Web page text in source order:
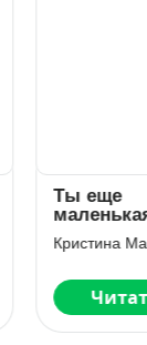
Ты еще
маленькая
Кристина Майер
Читать